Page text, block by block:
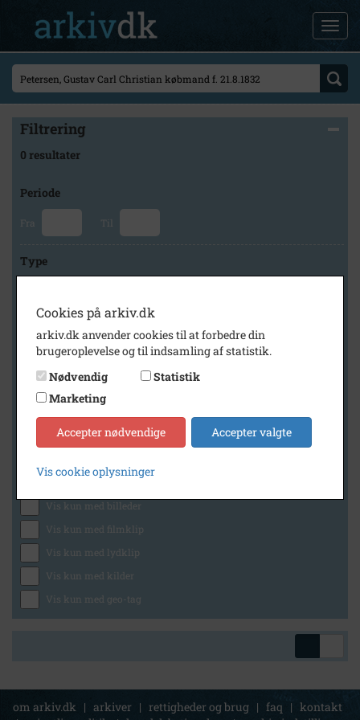
Filtrering
0 resultater
Periode
Fra Til
Type
Arkiv
Slagelse Stads- og Lokalarkiv
Generelt
Vis kun med billeder
Vis kun med filmklip
Vis kun med lydklip
Vis kun med kilder
Vis kun med geo-tag
om arkiv.dk | arkiver | rettigheder og brug | faq | kontakt
Cookies på arkiv.dk
arkiv.dk anvender cookies til at forbedre din
brugeroplevelse og til indsamling af statistik.
Nødvendig
Statistik
Marketing
Accepter nødvendige Accepter valgte
Vis cookie oplysninger